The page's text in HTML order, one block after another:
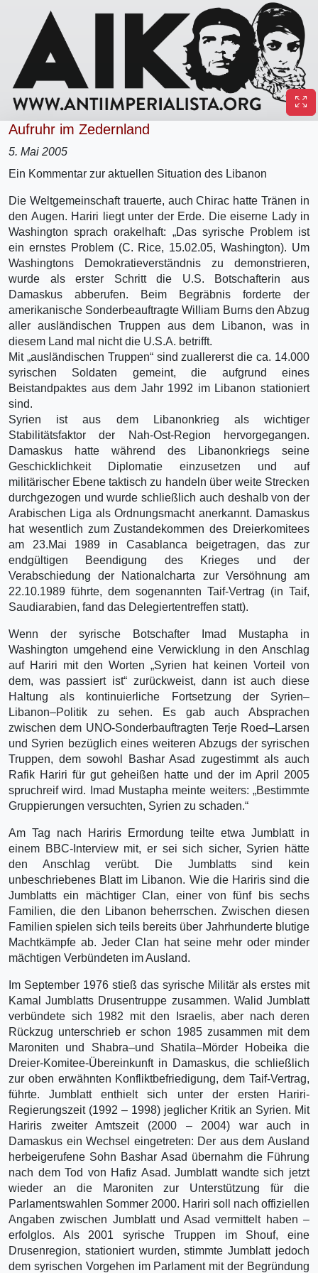
Aufruhr im Zedernland
5. Mai 2005
Ein Kommentar zur aktuellen Situation des Libanon
Die Weltgemeinschaft trauerte, auch Chirac hatte Tränen in
den Augen. Hariri liegt unter der Erde. Die eiserne Lady in
Washington sprach orakelhaft: „Das syrische Problem ist
ein ernstes Problem (C. Rice, 15.02.05, Washington). Um
Washingtons Demokratieverständnis zu demonstrieren,
wurde als erster Schritt die U.S. Botschafterin aus
Damaskus abberufen. Beim Begräbnis forderte der
amerikanische Sonderbeauftragte William Burns den Abzug
aller ausländischen Truppen aus dem Libanon, was in
diesem Land mal nicht die U.S.A. betrifft.
Mit „ausländischen Truppen“ sind zuallererst die ca. 14.000
syrischen Soldaten gemeint, die aufgrund eines
Beistandpaktes aus dem Jahr 1992 im Libanon stationiert
sind.
Syrien ist aus dem Libanonkrieg als wichtiger
Stabilitätsfaktor der Nah-Ost-Region hervorgegangen.
Damaskus hatte während des Libanonkriegs seine
Geschicklichkeit Diplomatie einzusetzen und auf
militärischer Ebene taktisch zu handeln über weite Strecken
durchgezogen und wurde schließlich auch deshalb von der
Arabischen Liga als Ordnungsmacht anerkannt. Damaskus
hat wesentlich zum Zustandekommen des Dreierkomitees
am 23.Mai 1989 in Casablanca beigetragen, das zur
endgültigen Beendigung des Krieges und der
Verabschiedung der Nationalcharta zur Versöhnung am
22.10.1989 führte, dem sogenannten Taif-Vertrag (in Taif,
Saudiarabien, fand das Delegiertentreffen statt).
Wenn der syrische Botschafter Imad Mustapha in
Washington umgehend eine Verwicklung in den Anschlag
auf Hariri mit den Worten „Syrien hat keinen Vorteil von
dem, was passiert ist“ zurückweist, dann ist auch diese
Haltung als kontinuierliche Fortsetzung der Syrien–
Libanon–Politik zu sehen. Es gab auch Absprachen
zwischen dem UNO-Sonderbauftragten Terje Roed–Larsen
und Syrien bezüglich eines weiteren Abzugs der syrischen
Truppen, dem sowohl Bashar Asad zugestimmt als auch
Rafik Hariri für gut geheißen hatte und der im April 2005
spruchreif wird. Imad Mustapha meinte weiters: „Bestimmte
Gruppierungen versuchten, Syrien zu schaden.“
Am Tag nach Hariris Ermordung teilte etwa Jumblatt in
einem BBC-Interview mit, er sei sich sicher, Syrien hätte
den Anschlag verübt. Die Jumblatts sind kein
unbeschriebenes Blatt im Libanon. Wie die Hariris sind die
Jumblatts ein mächtiger Clan, einer von fünf bis sechs
Familien, die den Libanon beherrschen. Zwischen diesen
Familien spielen sich teils bereits über Jahrhunderte blutige
Machtkämpfe ab. Jeder Clan hat seine mehr oder minder
mächtigen Verbündeten im Ausland.
Im September 1976 stieß das syrische Militär als erstes mit
Kamal Jumblatts Drusentruppe zusammen. Walid Jumblatt
verbündete sich 1982 mit den Israelis, aber nach deren
Rückzug unterschrieb er schon 1985 zusammen mit dem
Maroniten und Shabra–und Shatila–Mörder Hobeika die
Dreier-Komitee-Übereinkunft in Damaskus, die schließlich
zur oben erwähnten Konfliktbefriedigung, dem Taif-Vertrag,
führte. Jumblatt enthielt sich unter der ersten Hariri-
Regierungszeit (1992 – 1998) jeglicher Kritik an Syrien. Mit
Hariris zweiter Amtszeit (2000 – 2004) war auch in
Damaskus ein Wechsel eingetreten: Der aus dem Ausland
herbeigerufene Sohn Bashar Asad übernahm die Führung
nach dem Tod von Hafiz Asad. Jumblatt wandte sich jetzt
wieder an die Maroniten zur Unterstützung für die
Parlamentswahlen Sommer 2000. Hariri soll nach offiziellen
Angaben zwischen Jumblatt und Asad vermittelt haben –
erfolglos. Als 2001 syrische Truppen im Shouf, eine
Drusenregion, stationiert wurden, stimmte Jumblatt jedoch
dem syrischen Vorgehen im Parlament mit der Begründung